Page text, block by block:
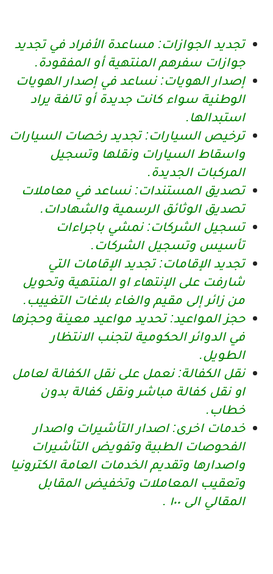
تجديد الجوازات: مساعدة الأفراد في تجديد
جوازات سفرهم المنتهية أو المفقودة.
إصدار الهويات: نساعد في إصدار الهويات
الوطنية سواء كانت جديدة أو تالفة يراد
استبدالها.
ترخيص السيارات: تجديد رخصات السيارات
واسقاط السيارات ونقلها وتسجيل
المركبات الجديدة.
تصديق المستندات: نساعد في معاملات
تصديق الوثائق الرسمية والشهادات.
تسجيل الشركات: نمشي باجراءات
تأسيس وتسجيل الشركات.
تجديد الإقامات: تجديد الإقامات التي
شارفت على الإنتهاء او المنتهية وتحويل
من زائر إلى مقيم والغاء بلاغات التغييب.
حجز المواعيد: تحديد مواعيد معينة وحجزها
في الدوائر الحكومية لتجنب الانتظار
الطويل.
نقل الكفالة: نعمل على نقل الكفالة لعامل
او نقل كفالة مباشر ونقل كفالة بدون
خطاب.
خدمات اخرى: اصدار التأشيرات واصدار
الفحوصات الطبية وتفويض التأشيرات
واصدارها وتقديم الخدمات العامة الكترونيا
وتعقيب المعاملات وتخفيض المقابل
المقالي الى ١٠٠ .